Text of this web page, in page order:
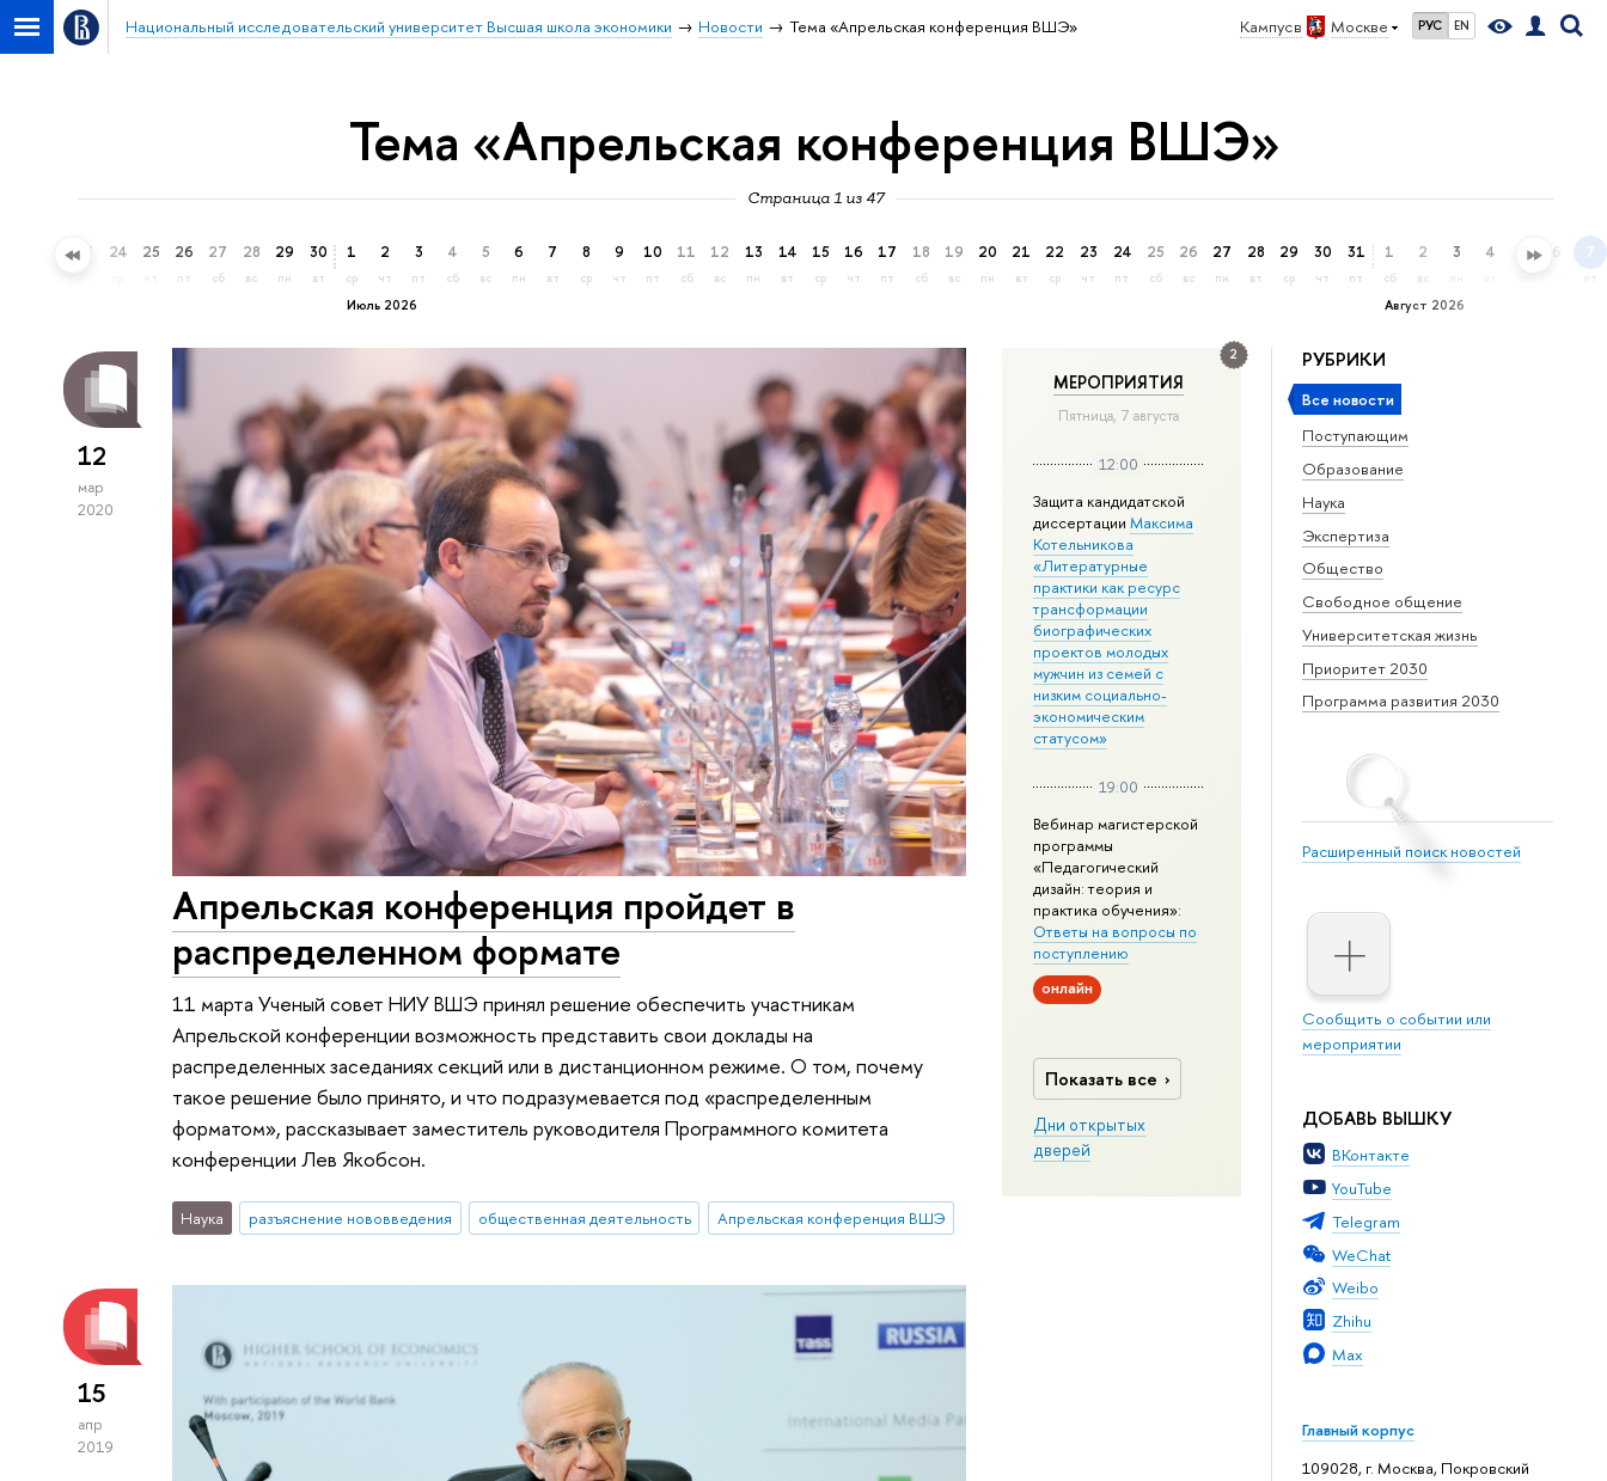
Кампус в Москве РУС EN
Национальный исследовательский университет Высшая школа экономики Новости Тема «Апрельская конференция ВШЭ»
Тема «Апрельская конференция ВШЭ»
Страница 1 из 47
23 24 25 26
пт
27
сб
28
вс
29
пн
30
вт
Июль 2026
1
ср
2
чт
3
пт
4
сб
5
вс
6
пн
7
вт
8
ср
9
чт
10
пт
11
сб
12
вс
13
пн
14
вт
15
ср
16
чт
17
пт
18
сб
19
вс
20
пн
21
вт
22
ср
23
чт
24
пт
25
сб
26
вс
27
пн
28
вт
29
ср
30
чт
31
пт
Август 2026
1
сб
2
вс
3 4 5 6 7
пт
РУБРИКИ
Все новости
Поступающим
Образование
Наука
Экспертиза
Общество
Свободное общение
Университетская жизнь
Приоритет 2030
Программа развития 2030
Расширенный поиск новостей
Сообщить о событии или
мероприятии
ДОБАВЬ ВЫШКУ
ВКонтакте
YouTube
Telegram
WeChat
Weibo
Zhihu
Max
Главный корпус
109028, г. Москва, Покровский
2
МЕРОПРИЯТИЯ
Пятница, 7 августа
12:00
Защита кандидатской
диссертации Максима
Котельникова
«Литературные
практики как ресурс
трансформации
биографических
проектов молодых
мужчин из семей с
низким социально-
экономическим
статусом»
19:00
Вебинар магистерской
программы
«Педагогический
дизайн: теория и
практика обучения»:
Ответы на вопросы по
поступлению
онлайн
Показать все
Дни открытых
дверей
12
мар
2020
Апрельская конференция пройдет в
распределенном формате
11 марта Ученый совет НИУ ВШЭ принял решение обеспечить участникам
Апрельской конференции возможность представить свои доклады на
распределенных заседаниях секций или в дистанционном режиме. О том, почему
такое решение было принято, и что подразумевается под «распределенным
форматом», рассказывает заместитель руководителя Программного комитета
конференции Лев Якобсон.
Наука разъяснение нововведения общественная деятельность Апрельская конференция ВШЭ
15
апр
2019